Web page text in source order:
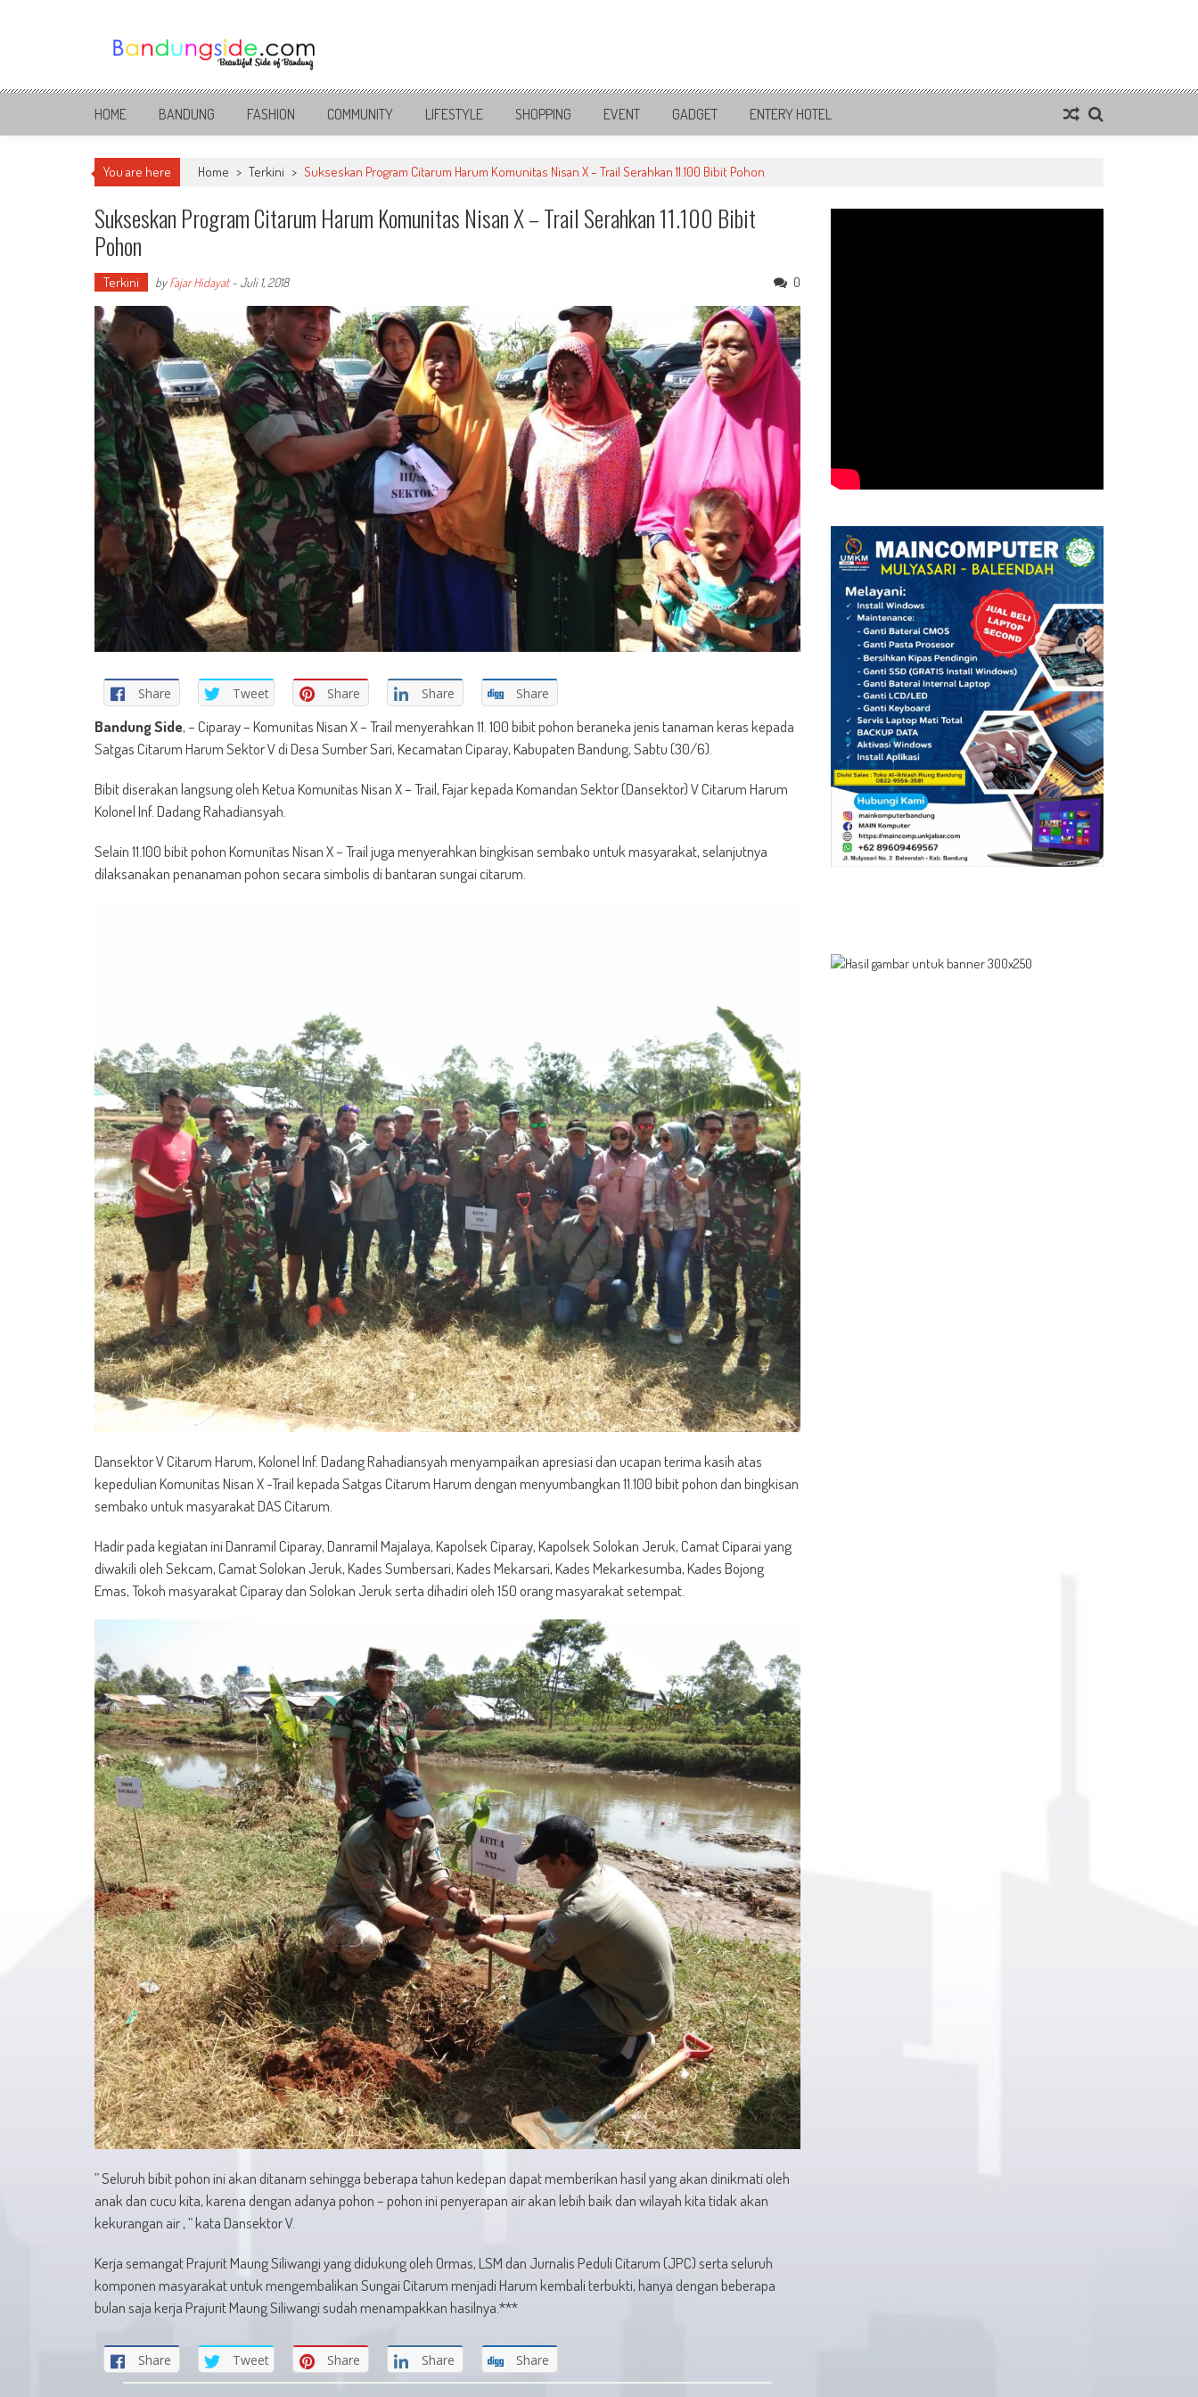
Bandung Side
Sisi Cantik Bandung
HOME BANDUNG FASHION COMMUNITY LIFESTYLE SHOPPING EVENT GADGET ENTERY HOTEL
You are here Home > Terkini > Sukseskan Program Citarum Harum Komunitas Nisan X – Trail Serahkan 11.100 Bibit Pohon
Sukseskan Program Citarum Harum Komunitas Nisan X – Trail Serahkan 11.100 Bibit
Pohon
Terkini byFajar Hidayat-Juli 1, 2018 0
Share Tweet Share Share Share
Bandung Side, – Ciparay – Komunitas Nisan X – Trail menyerahkan 11. 100 bibit pohon beraneka jenis tanaman keras kepada
Satgas Citarum Harum Sektor V di Desa Sumber Sari, Kecamatan Ciparay, Kabupaten Bandung, Sabtu (30/6).
Bibit diserakan langsung oleh Ketua Komunitas Nisan X – Trail, Fajar kepada Komandan Sektor (Dansektor) V Citarum Harum
Kolonel Inf. Dadang Rahadiansyah.
Selain 11.100 bibit pohon Komunitas Nisan X – Trail juga menyerahkan bingkisan sembako untuk masyarakat, selanjutnya
dilaksanakan penanaman pohon secara simbolis di bantaran sungai citarum.
Dansektor V Citarum Harum, Kolonel Inf. Dadang Rahadiansyah menyampaikan apresiasi dan ucapan terima kasih atas
kepedulian Komunitas Nisan X -Trail kepada Satgas Citarum Harum dengan menyumbangkan 11.100 bibit pohon dan bingkisan
sembako untuk masyarakat DAS Citarum.
Hadir pada kegiatan ini Danramil Ciparay, Danramil Majalaya, Kapolsek Ciparay, Kapolsek Solokan Jeruk, Camat Ciparai yang
diwakili oleh Sekcam, Camat Solokan Jeruk, Kades Sumbersari, Kades Mekarsari, Kades Mekarkesumba, Kades Bojong
Emas, Tokoh masyarakat Ciparay dan Solokan Jeruk serta dihadiri oleh 150 orang masyarakat setempat.
” Seluruh bibit pohon ini akan ditanam sehingga beberapa tahun kedepan dapat memberikan hasil yang akan dinikmati oleh
anak dan cucu kita, karena dengan adanya pohon – pohon ini penyerapan air akan lebih baik dan wilayah kita tidak akan
kekurangan air , ” kata Dansektor V.
Kerja semangat Prajurit Maung Siliwangi yang didukung oleh Ormas, LSM dan Jurnalis Peduli Citarum (JPC) serta seluruh
komponen masyarakat untuk mengembalikan Sungai Citarum menjadi Harum kembali terbukti, hanya dengan beberapa
bulan saja kerja Prajurit Maung Siliwangi sudah menampakkan hasilnya.***
Share Tweet Share Share Share